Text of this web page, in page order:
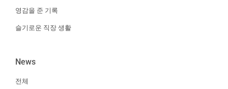
영감을 준 기록
슬기로운 직장 생활
News
전체